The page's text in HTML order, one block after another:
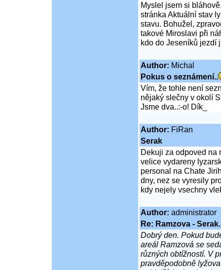
Myslel jsem si
stránka Aktuální stav
stavu. Bohužel,
takové Miroslavi při
kdo do Jeseníků jezdí
Author: Michal
Pokus o seznámení..
Vím, že tohle není
nějaký slečny v okolí
Jsme dva..:-o! Dík_
Author: FiRan
Serak
Dekuji za odpoved na
velice vydareny
personal na Chate
dny, nez se vyresily
kdy nejely vsechny
Author: administrator
Re: Ramzova -
Dobrý den. Pokud
areál Ramzová se
různých obtížností. V
pravděpodobně